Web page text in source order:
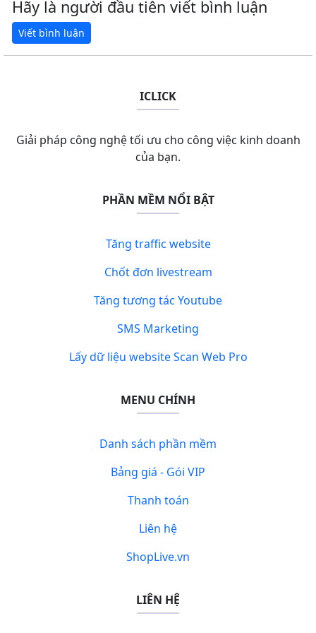
Hãy là người đầu tiên viết bình luận
ICLICK
Giải pháp công nghệ tối ưu cho công việc kinh doanh
của bạn.
PHẦN MỀM NỔI BẬT
Tăng traffic website
Chốt đơn livestream
Tăng tương tác Youtube
SMS Marketing
Lấy dữ liệu website Scan Web Pro
MENU CHÍNH
Danh sách phần mềm
Bảng giá - Gói VIP
Thanh toán
Liên hệ
ShopLive.vn
LIÊN HỆ